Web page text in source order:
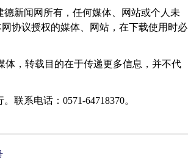
新闻网所有，任何媒体、网站或个人未
协议授权的媒体、网站，在下载使用时必
，转载目的在于传递更多信息，并不代
联系电话：0571-64718370。